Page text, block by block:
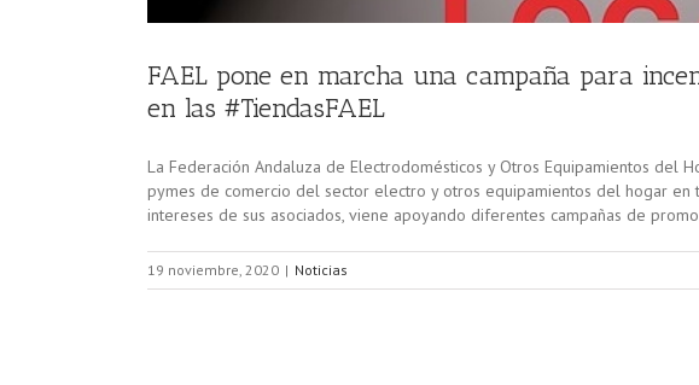
FAEL pone en marcha una campaña para
en las #TiendasFAEL
La Federación Andaluza de Electrodomésticos y Otros Equipamientos del
pymes de comercio del sector electro y otros equipamientos del hogar
intereses de sus asociados, viene apoyando diferentes campañas de
19 noviembre, 2020 | Noticias